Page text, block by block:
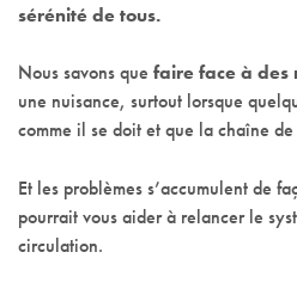
sérénité de tous.
Nous savons que faire face à des
une nuisance, surtout lorsque
comme il se doit et que la chaîne
Et les problèmes s’accumulent de
pourrait vous aider à relancer le
circulation.